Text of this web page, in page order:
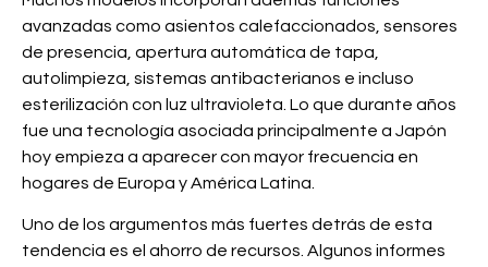
avanzadas como asientos calefaccionados, sensores
de presencia, apertura automática de tapa,
autolimpieza, sistemas antibacterianos e incluso
esterilización con luz ultravioleta. Lo que durante años
fue una tecnología asociada principalmente a Japón
hoy empieza a aparecer con mayor frecuencia en
hogares de Europa y América Latina.
Uno de los argumentos más fuertes detrás de esta
tendencia es el ahorro de recursos. Algunos informes